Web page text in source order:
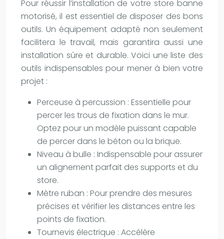
Pour réussir l’installation de votre store banne
motorisé, il est essentiel de disposer des bons
outils. Un équipement adapté non seulement
facilitera le travail, mais garantira aussi une
installation sûre et durable. Voici une liste des
outils indispensables pour mener à bien votre
projet :
Perceuse à percussion : Essentielle pour
percer les trous de fixation dans le mur.
Optez pour un modèle puissant capable
de percer dans le béton ou la brique.
Niveau à bulle : Indispensable pour assurer
un alignement parfait des supports et du
store.
Mètre ruban : Pour prendre des mesures
précises et vérifier les distances entre les
points de fixation.
Tournevis électrique : Accélère